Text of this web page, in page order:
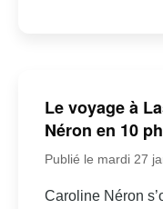
Le voyage à
Néron en 10
Publié le mardi 27
Caroline Néron